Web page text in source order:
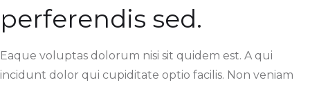
perferendis sed.
Eaque voluptas dolorum nisi sit quidem est. A qui
incidunt dolor qui cupiditate optio facilis. Non veniam